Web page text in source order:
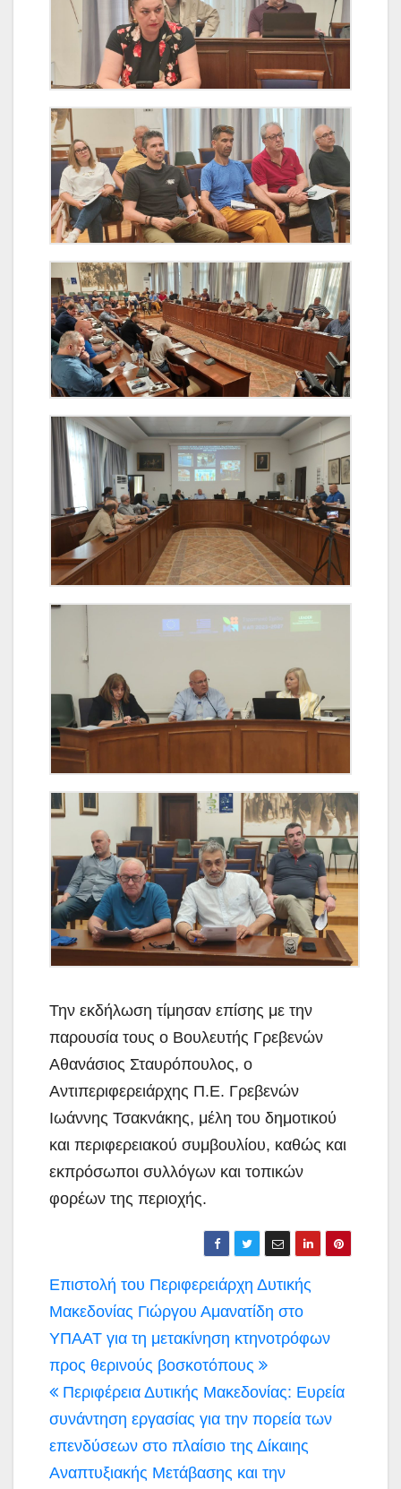
Την εκδήλωση τίμησαν επίσης με την
παρουσία τους ο Βουλευτής Γρεβενών
Αθανάσιος Σταυρόπουλος, ο
Αντιπεριφερειάρχης Π.Ε. Γρεβενών
Ιωάννης Τσακνάκης, μέλη του δημοτικού
και περιφερειακού συμβουλίου, καθώς και
εκπρόσωποι συλλόγων και τοπικών
φορέων της περιοχής.
Πλοήγηση
άρθρων
Επιστολή του Περιφερειάρχη Δυτικής
Μακεδονίας Γιώργου Αμανατίδη στο
ΥΠΑΑΤ για τη μετακίνηση κτηνοτρόφων
προς θερινούς βοσκοτόπους
Περιφέρεια Δυτικής Μακεδονίας: Ευρεία
συνάντηση εργασίας για την πορεία των
επενδύσεων στο πλαίσιο της Δίκαιης
Αναπτυξιακής Μετάβασης και την